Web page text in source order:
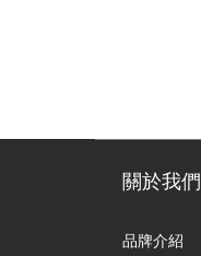
關於我們
品牌介紹